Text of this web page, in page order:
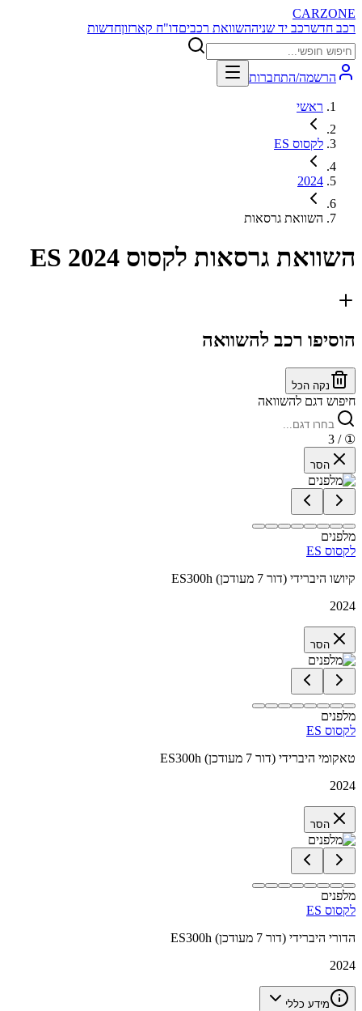
CARZONE
רכב חדשרכב יד שניההשוואת רכביםדו"ח קארזוןחדשות
הרשמה/התחברות
ראשי
לקסוס ES
2024
השוואת גרסאות
השוואת גרסאות לקסוס ES 2024
הוסיפו רכב להשוואה
נקה הכל
חיפוש דגם להשוואה
①
/ 3
הסר
מלפנים
לקסוס ES
ES300h קיושו היברידי (דור 7 מעודכן)
2024
הסר
מלפנים
לקסוס ES
ES300h טאקומי היברידי (דור 7 מעודכן)
2024
הסר
מלפנים
לקסוס ES
ES300h הדורי היברידי (דור 7 מעודכן)
2024
מידע כללי